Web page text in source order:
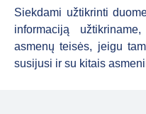
Siekdami užtikrinti
informaciją
asmenų teisės, jeigu
susijusi ir su kitais